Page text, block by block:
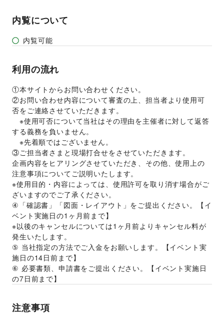
その他エンタメ・ガジェット
内覧について
内覧可能
利用の流れ
①本サイトからお問い合わせください。
②お問い合わせ内容について審査の上、担当者より使用可
否をご連絡させていただきます。
※使用可否について当社はその理由を主催者に対して返答
する義務を負いません。
※先着順ではございません。
③ご担当者さまと現場打合せをさせていただきます。
企画内容をヒアリングさせていただき、その他、使用上の
注意事項についてご説明いたします。
※使用目的・内容によっては、使用許可を取り消す場合がご
ざいますのでご了承ください。
④「確認書」「図面・レイアウト」をご提出ください。【イ
ベント実施日の1ヶ月前まで】
※以後のキャンセルについては1ヶ月前よりキャンセル料が
発生いたします。
⑤ 当社指定の方法でご入金をお願いします。【イベント実
施日の14日前まで】
⑥ 必要書類、申請書をご提出ください。【イベント実施日
の7日前まで】
注意事項